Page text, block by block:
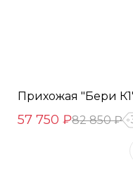
Прихожая "Бери
57 750 ₽82 850 ₽